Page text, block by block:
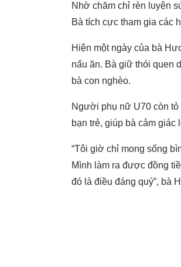
Nhờ chăm chỉ rèn luyện
Bà tích cực tham gia các
Hiện một ngày của bà
nấu ăn. Bà giữ thói quen
bà con nghèo.
Người phụ nữ U70 còn tỏ
bạn trẻ, giúp bà cảm
“Tôi giờ chỉ mong sống
Mình làm ra được đồng
đó là điều đáng quý”, bà